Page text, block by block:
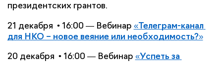
президентских грантов.
21 декабря  • 16:00 — Вебинар «Телеграм-канал
для НКО – новое веяние или необходимость?»
20 декабря  • 16:00 — Вебинар «Успеть за